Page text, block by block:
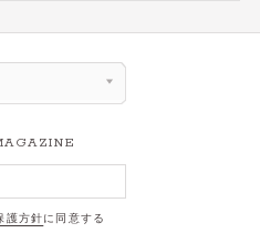
護方針に同意する